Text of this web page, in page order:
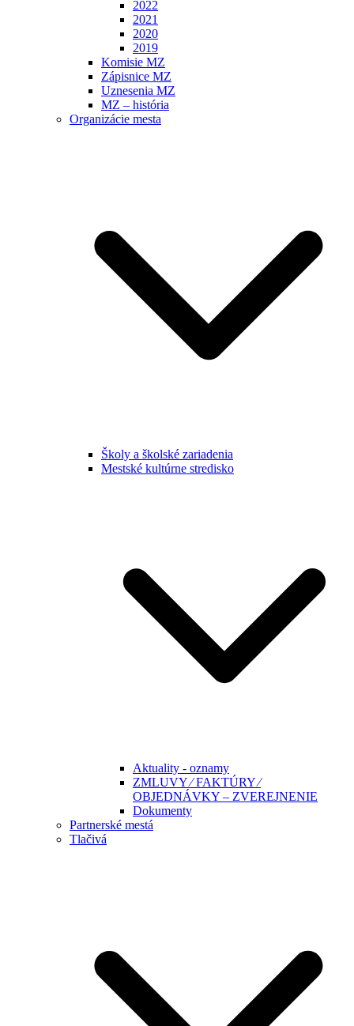
2022
2021
2020
2019
Komisie MZ
Zápisnice MZ
Uznesenia MZ
MZ – história
Organizácie mesta
Školy a školské zariadenia
Mestské kultúrne stredisko
Aktuality - oznamy
ZMLUVY ⁄ FAKTÚRY ⁄
OBJEDNÁVKY – ZVEREJNENIE
Dokumenty
Partnerské mestá
Tlačivá